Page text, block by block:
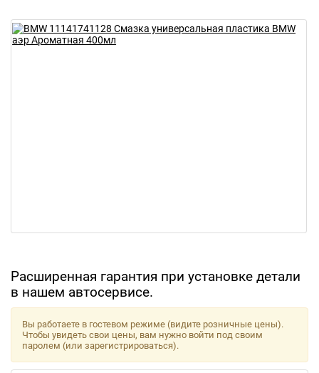
Расширенная гарантия при установке детали
в нашем автосервисе.
Вы работаете в гостевом режиме (видите розничные цены).
Чтобы увидеть свои цены, вам нужно войти под своим
паролем (или зарегистрироваться).